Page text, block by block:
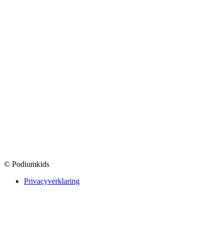
© Podiumkids
Privacyverklaring